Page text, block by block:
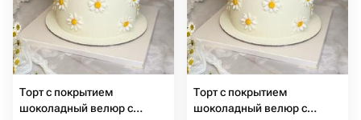
Торт с покрытием
шоколадный велюр с
Торт с покрытием
шоколадный велюр с